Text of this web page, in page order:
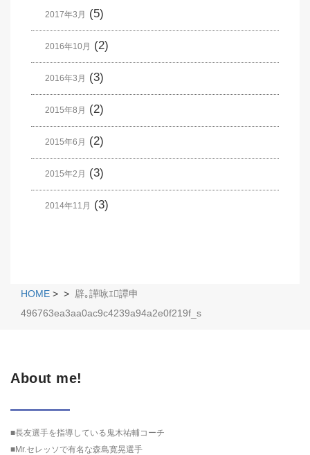
2017年3月 (5)
2016年10月 (2)
2016年3月 (3)
2015年8月 (2)
2015年6月 (2)
2015年2月 (3)
2014年11月 (3)
HOME > > 辟｡譁咏ｴ譚申
496763ea3aa0ac9c4239a94a2e0f219f_s
About me!
■長友選手を指導している鬼木祐輔コーチ
■Mr.セレッソで有名な森島寛晃選手